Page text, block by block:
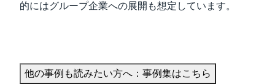
的にはグループ企業への展開も想定しています。
他の事例も読みたい方へ：事例集はこちら